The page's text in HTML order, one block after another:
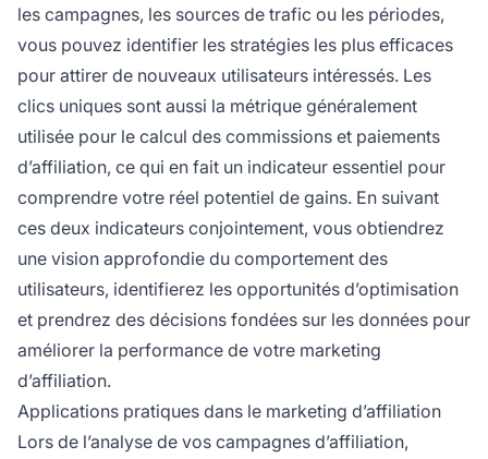
les campagnes, les sources de trafic ou les périodes,
vous pouvez identifier les stratégies les plus efficaces
pour attirer de nouveaux utilisateurs intéressés. Les
clics uniques sont aussi la métrique généralement
utilisée pour le calcul des commissions et paiements
d’affiliation, ce qui en fait un indicateur essentiel pour
comprendre votre réel potentiel de gains. En suivant
ces deux indicateurs conjointement, vous obtiendrez
une vision approfondie du comportement des
utilisateurs, identifierez les opportunités d’optimisation
et prendrez des décisions fondées sur les données pour
améliorer la performance de votre marketing
d’affiliation.
Applications pratiques dans le marketing d’affiliation
Lors de l’analyse de vos campagnes d’affiliation,